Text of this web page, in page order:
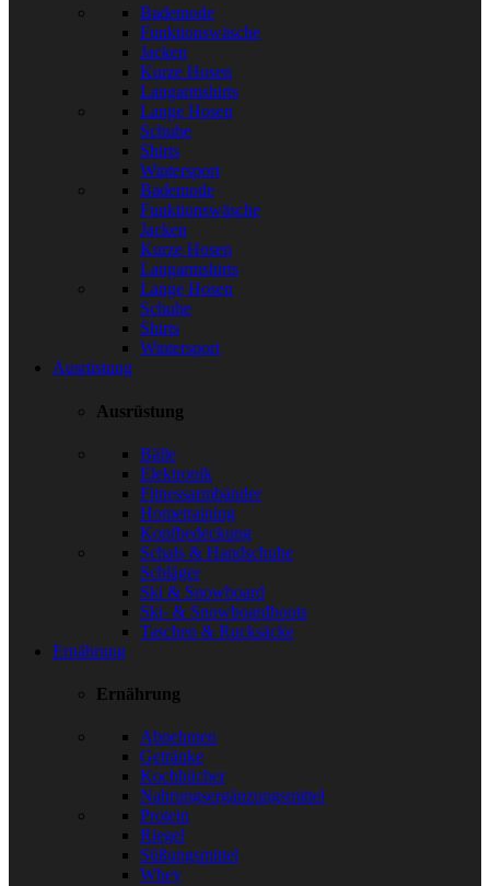
Bademode
Funktionswäsche
Jacken
Kurze Hosen
Langarmshirts
Lange Hosen
Schuhe
Shirts
Wintersport
Bademode
Funktionswäsche
Jacken
Kurze Hosen
Langarmshirts
Lange Hosen
Schuhe
Shirts
Wintersport
Ausrüstung
Ausrüstung
Bälle
Elektronik
Fitnessarmbänder
Hometraining
Kopfbedeckung
Schals & Handschuhe
Schläger
Ski & Snowboard
Ski- & Snowboardboots
Taschen & Rucksäcke
Ernährung
Ernährung
Abnehmen
Getränke
Kochbücher
Nahrungsergänzungsmittel
Protein
Riegel
Süßungsmittel
Whey